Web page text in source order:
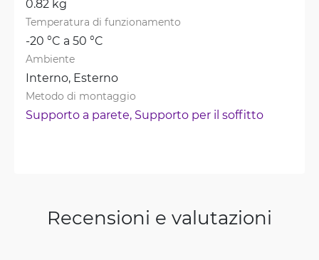
0.82 kg
Temperatura di funzionamento
-20 °C a 50 °C
Ambiente
Interno, Esterno
Metodo di montaggio
Supporto a parete, Supporto per il soffitto
Recensioni e valutazioni